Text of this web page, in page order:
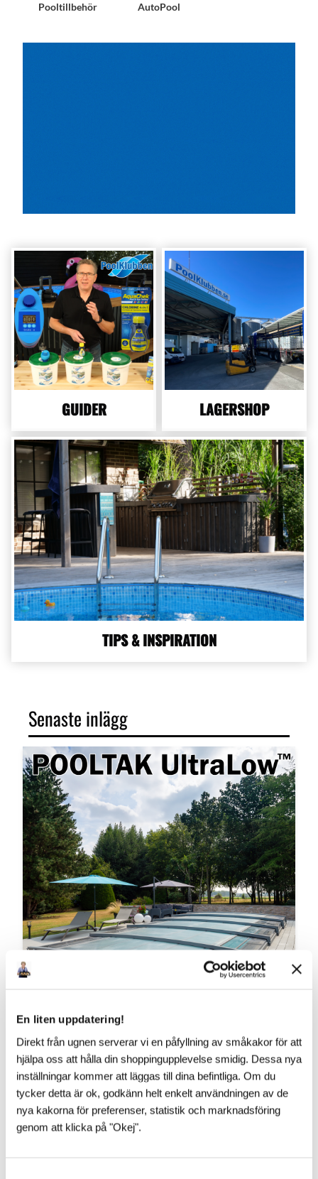
En liten uppdatering!
Direkt från ugnen serverar vi en påfyllning av småkakor för att
hjälpa oss att hålla din shoppingupplevelse smidig. Dessa nya
inställningar kommer att läggas till dina befintliga. Om du
tycker detta är ok, godkänn helt enkelt användningen av de
nya kakorna för preferenser, statistik och marknadsföring
genom att klicka på "Okej".
Pooltillbehör AutoPool
GUIDER LAGERSHOP
TIPS & INSPIRATION
Senaste inlägg
VAD SÄGS OM ÄNNU LÄGRE?!
​Vår franska pooltaktillverkare vilar inte i hängmattan!
Till 2027 kommer Pooltak UltraLow™ - Exklusivare -
Snyggare och Ännu lägre! Helt utan mellanh...